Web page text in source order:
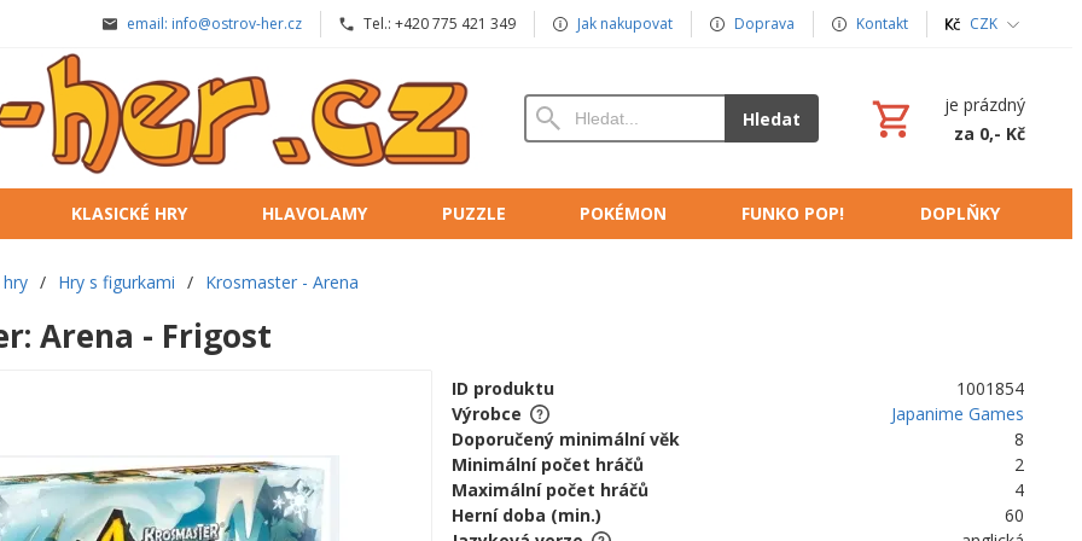
email: info@ostrov-her.cz Tel.: +420 775 421 349 Jak nakupovat Doprava Kontakt CZK
Hledat
je prázdný
za 0,- Kč
KLASICKÉ HRY HLAVOLAMY PUZZLE POKÉMON FUNKO POP! DOPLŇKY
/ Hry s figurkami / Krosmaster - Arena
Arena - Frigost
ID produktu
1001854
Výrobce
Japanime Games
Doporučený minimální věk
8
Minimální počet hráčů
2
Maximální počet hráčů
4
Herní doba (min.)
60